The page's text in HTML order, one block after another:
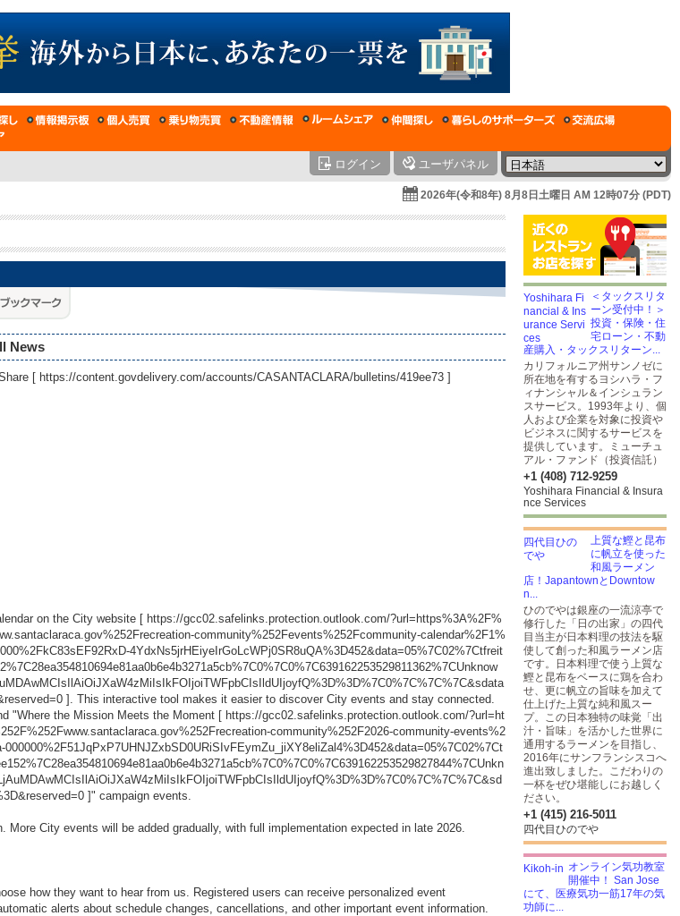
ログイン ユーザパネル
2026年(令和8年) 8月8日土曜日 AM 12時07分 (PDT)
News
[ https://content.govdelivery.com/accounts/CASANTACLARA/bulletins/419ee73 ]
on the City website [ https://gcc02.safelinks.protection.outlook.com/?url=https%3A%2F%
community%252Fevents%252Fcommunity-calendar%2F1%
4YdxNs5jrHEiyeIrGoLcWPj0SR8uQA%3D452&data=05%7C02%7Ctfreit
]. This interactive tool makes it easier to discover City events and stay connected.
"Where the Mission Meets the Moment [ https://gcc02.safelinks.protection.outlook.com/?url=ht
community%252F2026-community-events%2
000000%2F51JqPxP7UHNJZxbSD0URiSIvFEymZu_jiXY8eliZal4%3D452&data=05%7C02%7Ct
]" campaign events.
City events will be added gradually, with full implementation expected in late 2026.
how they want to hear from us. Registered users can receive personalized event
alerts about schedule changes, cancellations, and other important event information.
＜タックスリタ
ーン受付中！＞
投資・保険・住
宅ローン・不動
産購入・タックスリターン...
カリフォルニア州サンノゼに
所在地を有するヨシハラ・フ
ィナンシャル＆インシュラン
スサービス。1993年より、個
人および企業を対象に投資や
ビジネスに関するサービスを
提供しています。ミューチュ
アル・ファンド（投資信託）
+1 (408) 712-9259
Yoshihara Financial & Insura
nce Services
上質な鰹と昆布
に帆立を使った
和風ラーメン
店！JapantownとDowntow
n...
ひのでやは銀座の一流涼亭で
修行した「日の出家」の四代
目当主が日本料理の技法を駆
使して創った和風ラーメン店
です。日本料理で使う上質な
鰹と昆布をベースに鶏を合わ
せ、更に帆立の旨味を加えて
仕上げた上質な純和風スー
プ。この日本独特の味覚「出
汁・旨味」を活かした世界に
通用するラーメンを目指し、
2016年にサンフランシスコへ
進出致しました。こだわりの
一杯をぜひ堪能しにお越しく
ださい。
+1 (415) 216-5011
四代目ひのでや
オンライン気功教室
開催中！ San Jose
にて、医療気功一筋17年の気
功師に...